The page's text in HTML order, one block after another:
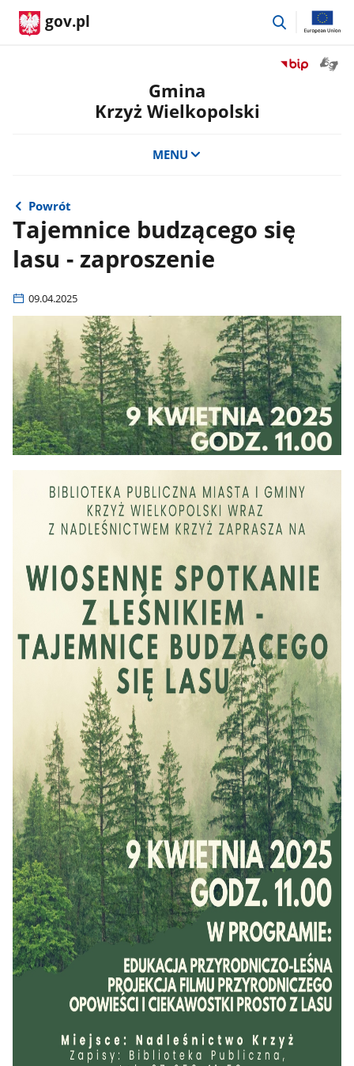
gov.pl
przejdź
Przejdź
Gmina
Krzyż Wielkopolski
MENU
Powrót
Tajemnice budzącego się
lasu - zaproszenie
09.04.2025